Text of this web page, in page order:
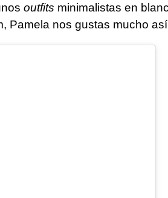
outfits minimalistas en
Pamela nos gustas mucho